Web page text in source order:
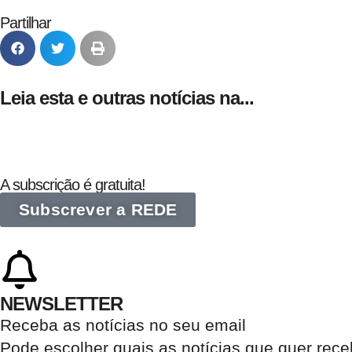
Partilhar
Leia esta e outras notícias na...
A subscrição é gratuita!
Subscrever a REDE
NEWSLETTER
Receba as notícias no seu email​
Pode escolher quais as notícias que quer